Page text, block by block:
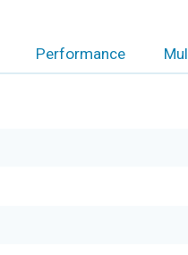
Performance